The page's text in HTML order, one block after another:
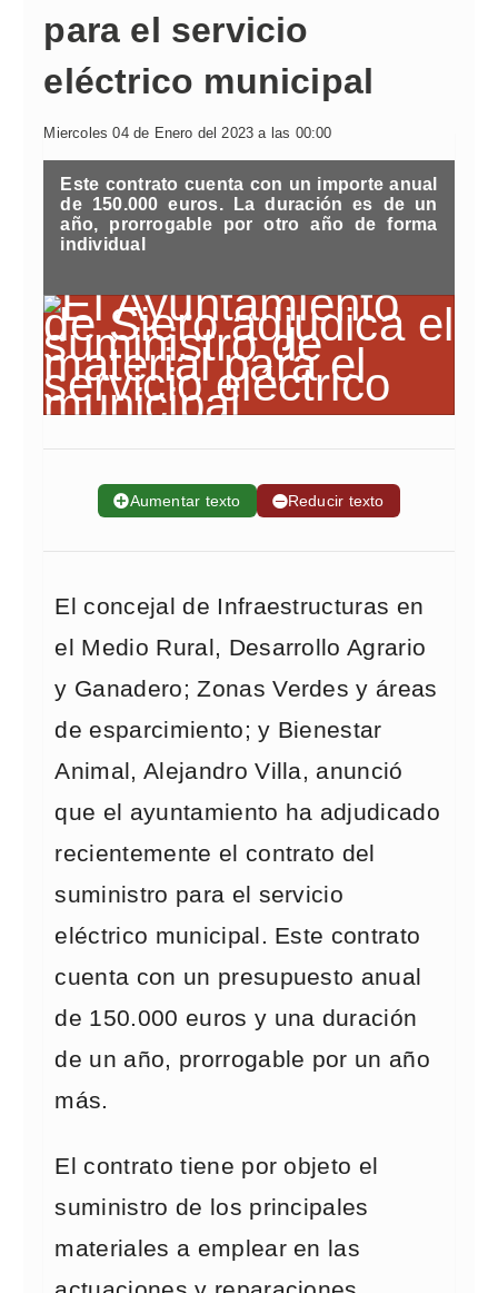
para el servicio
eléctrico municipal
Miercoles 04 de Enero del 2023 a las 00:00
Este contrato cuenta con un importe anual
de 150.000 euros. La duración es de un
año, prorrogable por otro año de forma
individual
➕Aumentar texto ➖Reducir texto
El concejal de Infraestructuras en
el Medio Rural, Desarrollo Agrario
y Ganadero; Zonas Verdes y áreas
de esparcimiento; y Bienestar
Animal, Alejandro Villa, anunció
que el ayuntamiento ha adjudicado
recientemente el contrato del
suministro para el servicio
eléctrico municipal. Este contrato
cuenta con un presupuesto anual
de 150.000 euros y una duración
de un año, prorrogable por un año
más.
El contrato tiene por objeto el
suministro de los principales
materiales a emplear en las